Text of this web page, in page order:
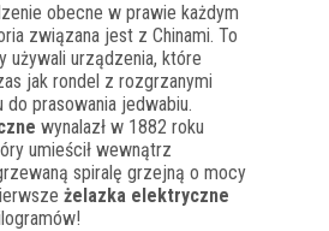
obecne w prawie każdym
związana jest z Chinami. To
używali urządzenia, które
jak rondel z rozgrzanymi
prasowania jedwabiu.
wynalazł w 1882 roku
umieścił wewnątrz
spiralę grzejną o mocy
żelazka elektryczne